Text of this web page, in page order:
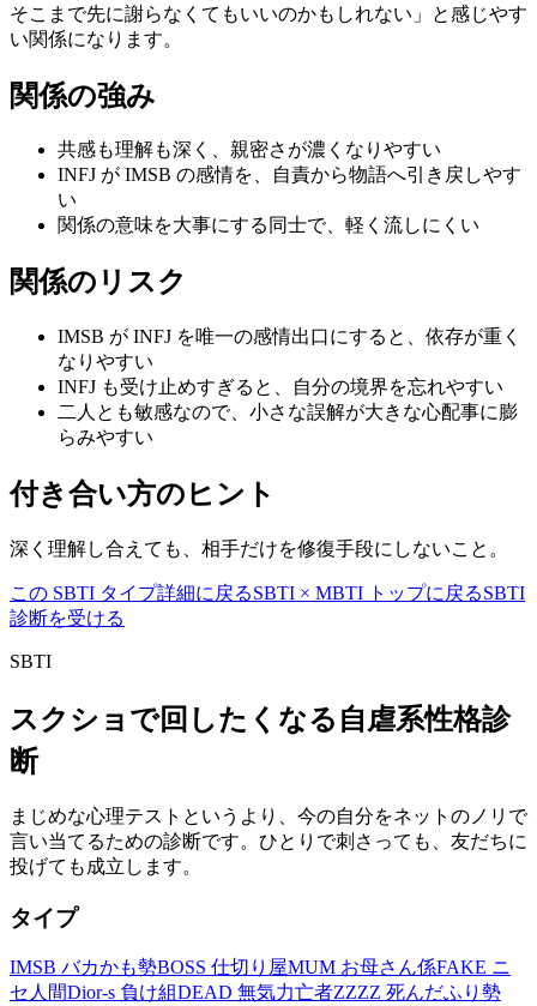
そこまで先に謝らなくてもいいのかもしれない」と感じやす
い関係になります。
関係の強み
共感も理解も深く、親密さが濃くなりやすい
INFJ が IMSB の感情を、自責から物語へ引き戻しやす
い
関係の意味を大事にする同士で、軽く流しにくい
関係のリスク
IMSB が INFJ を唯一の感情出口にすると、依存が重く
なりやすい
INFJ も受け止めすぎると、自分の境界を忘れやすい
二人とも敏感なので、小さな誤解が大きな心配事に膨
らみやすい
付き合い方のヒント
深く理解し合えても、相手だけを修復手段にしないこと。
この SBTI タイプ詳細に戻るSBTI × MBTI トップに戻るSBTI
診断を受ける
SBTI
スクショで回したくなる自虐系性格診
断
まじめな心理テストというより、今の自分をネットのノリで
言い当てるための診断です。ひとりで刺さっても、友だちに
投げても成立します。
タイプ
IMSB バカかも勢BOSS 仕切り屋MUM お母さん係FAKE ニ
セ人間Dior-s 負け組DEAD 無気力亡者ZZZZ 死んだふり勢